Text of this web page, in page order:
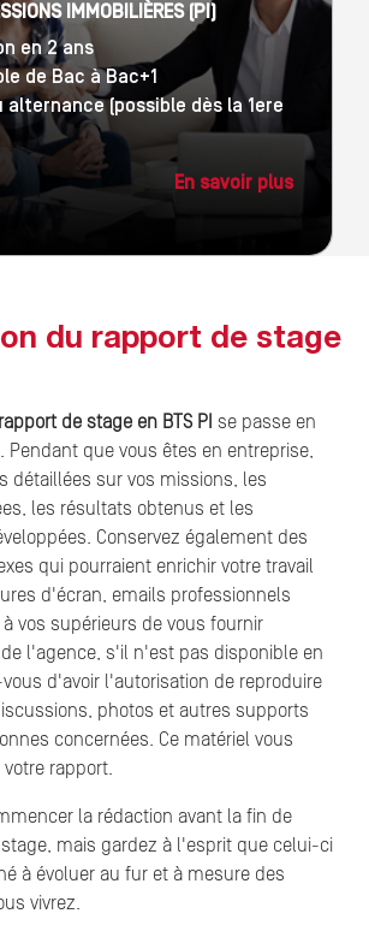
IMMOBILIÈRES (PI)
en 2 ans
de Bac à Bac+1
alternance (possible dès la 1ere
En savoir plus
du rapport de stage
de stage en BTS PI se passe en
Pendant que vous êtes en entreprise,
détaillées sur vos missions, les
les résultats obtenus et les
Conservez également des
qui pourraient enrichir votre travail
d'écran, emails professionnels
vos supérieurs de vous fournir
l'agence, s'il n'est pas disponible en
d'avoir l'autorisation de reproduire
photos et autres supports
concernées. Ce matériel vous
rapport.
la rédaction avant la fin de
mais gardez à l'esprit que celui-ci
à évoluer au fur et à mesure des
vivrez.